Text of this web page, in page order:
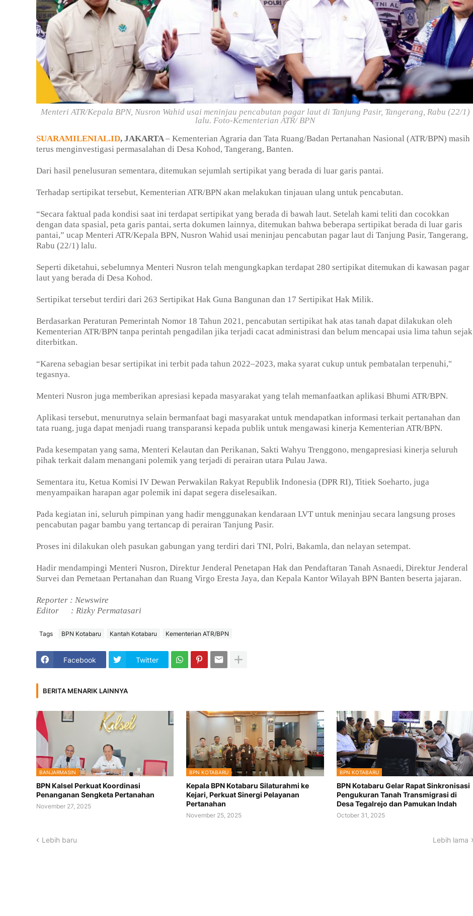
Menteri ATR/Kepala BPN, Nusron Wahid usai meninjau pencabutan pagar laut di Tanjung Pasir, Tangerang, Rabu (22/1)
lalu. Foto-Kementerian ATR/ BPN
SUARAMILENIAL.ID, JAKARTA– Kementerian Agraria dan Tata Ruang/Badan Pertanahan Nasional (ATR/BPN) masih
terus menginvestigasi permasalahan di Desa Kohod, Tangerang, Banten.
Dari hasil penelusuran sementara, ditemukan sejumlah sertipikat yang berada di luar garis pantai.
Terhadap sertipikat tersebut, Kementerian ATR/BPN akan melakukan tinjauan ulang untuk pencabutan.
“Secara faktual pada kondisi saat ini terdapat sertipikat yang berada di bawah laut. Setelah kami teliti dan cocokkan
dengan data spasial, peta garis pantai, serta dokumen lainnya, ditemukan bahwa beberapa sertipikat berada di luar garis
pantai,” ucap Menteri ATR/Kepala BPN, Nusron Wahid usai meninjau pencabutan pagar laut di Tanjung Pasir, Tangerang,
Rabu (22/1) lalu.
Seperti diketahui, sebelumnya Menteri Nusron telah mengungkapkan terdapat 280 sertipikat ditemukan di kawasan pagar
laut yang berada di Desa Kohod.
Sertipikat tersebut terdiri dari 263 Sertipikat Hak Guna Bangunan dan 17 Sertipikat Hak Milik.
Berdasarkan Peraturan Pemerintah Nomor 18 Tahun 2021, pencabutan sertipikat hak atas tanah dapat dilakukan oleh
Kementerian ATR/BPN tanpa perintah pengadilan jika terjadi cacat administrasi dan belum mencapai usia lima tahun sejak
diterbitkan.
“Karena sebagian besar sertipikat ini terbit pada tahun 2022–2023, maka syarat cukup untuk pembatalan terpenuhi,"
tegasnya.
Menteri Nusron juga memberikan apresiasi kepada masyarakat yang telah memanfaatkan aplikasi Bhumi ATR/BPN.
Aplikasi tersebut, menurutnya selain bermanfaat bagi masyarakat untuk mendapatkan informasi terkait pertanahan dan
tata ruang, juga dapat menjadi ruang transparansi kepada publik untuk mengawasi kinerja Kementerian ATR/BPN.
Pada kesempatan yang sama, Menteri Kelautan dan Perikanan, Sakti Wahyu Trenggono, mengapresiasi kinerja seluruh
pihak terkait dalam menangani polemik yang terjadi di perairan utara Pulau Jawa.
Sementara itu, Ketua Komisi IV Dewan Perwakilan Rakyat Republik Indonesia (DPR RI), Titiek Soeharto, juga
menyampaikan harapan agar polemik ini dapat segera diselesaikan.
Pada kegiatan ini, seluruh pimpinan yang hadir menggunakan kendaraan LVT untuk meninjau secara langsung proses
pencabutan pagar bambu yang tertancap di perairan Tanjung Pasir.
Proses ini dilakukan oleh pasukan gabungan yang terdiri dari TNI, Polri, Bakamla, dan nelayan setempat.
Hadir mendampingi Menteri Nusron, Direktur Jenderal Penetapan Hak dan Pendaftaran Tanah Asnaedi, Direktur Jenderal
Survei dan Pemetaan Pertanahan dan Ruang Virgo Eresta Jaya, dan Kepala Kantor Wilayah BPN Banten beserta jajaran.
Reporter : Newswire
Editor
: Rizky Permatasari
Tags BPN Kotabaru Kantah Kotabaru Kementerian ATR/BPN
Facebook Twitter
BERITA MENARIK LAINNYA
BANJARMASIN
BPN Kalsel Perkuat Koordinasi
Penanganan Sengketa Pertanahan
November 27, 2025
BPN KOTABARU
Kepala BPN Kotabaru Silaturahmi ke
Kejari, Perkuat Sinergi Pelayanan
Pertanahan
November 25, 2025
BPN KOTABARU
BPN Kotabaru Gelar Rapat Sinkronisasi
Pengukuran Tanah Transmigrasi di
Desa Tegalrejo dan Pamukan Indah
October 31, 2025
Lebih baru Lebih lama